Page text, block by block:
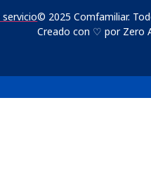
servicio© 2025 Comfamiliar.
Creado con ♡ por Zero